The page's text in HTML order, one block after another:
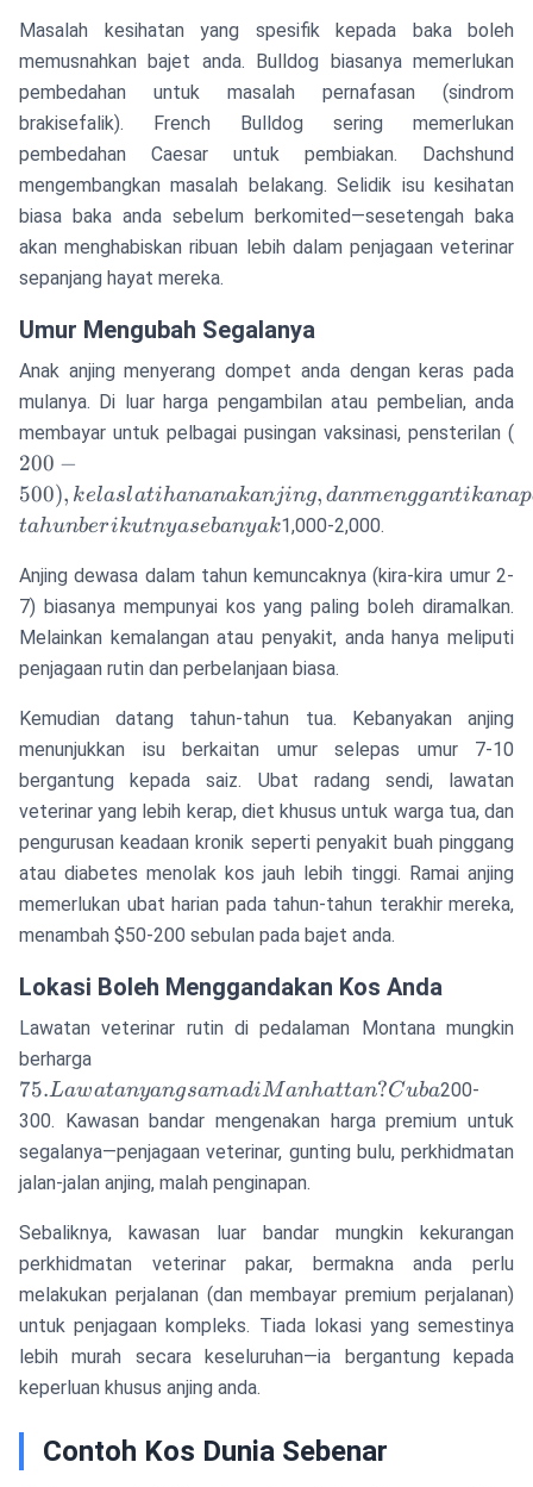
Masalah kesihatan yang spesifik kepada baka boleh
memusnahkan bajet anda. Bulldog biasanya memerlukan
pembedahan untuk masalah pernafasan (sindrom
brakisefalik). French Bulldog sering memerlukan
pembedahan Caesar untuk pembiakan. Dachshund
mengembangkan masalah belakang. Selidik isu kesihatan
biasa baka anda sebelum berkomited—sesetengah baka
akan menghabiskan ribuan lebih dalam penjagaan veterinar
sepanjang hayat mereka.
Umur Mengubah Segalanya
Anak anjing menyerang dompet anda dengan keras pada
mulanya. Di luar harga pengambilan atau pembelian, anda
membayar untuk pelbagai pusingan vaksinasi, pensterilan (
200 −
500), kelaslatihananakanjing, danmenggantikanap
tahunberikutnyasebanyak1,000-2,000.
Anjing dewasa dalam tahun kemuncaknya (kira-kira umur 2-
7) biasanya mempunyai kos yang paling boleh diramalkan.
Melainkan kemalangan atau penyakit, anda hanya meliputi
penjagaan rutin dan perbelanjaan biasa.
Kemudian datang tahun-tahun tua. Kebanyakan anjing
menunjukkan isu berkaitan umur selepas umur 7-10
bergantung kepada saiz. Ubat radang sendi, lawatan
veterinar yang lebih kerap, diet khusus untuk warga tua, dan
pengurusan keadaan kronik seperti penyakit buah pinggang
atau diabetes menolak kos jauh lebih tinggi. Ramai anjing
memerlukan ubat harian pada tahun-tahun terakhir mereka,
menambah $50-200 sebulan pada bajet anda.
Lokasi Boleh Menggandakan Kos Anda
Lawatan veterinar rutin di pedalaman Montana mungkin
berharga
Lawatan
yang sama
Manhattan?
Cuba
75.LawatanyangsamadiManhattan?Cuba200-
300. Kawasan bandar mengenakan harga premium untuk
segalanya—penjagaan veterinar, gunting bulu, perkhidmatan
jalan-jalan anjing, malah penginapan.
Sebaliknya, kawasan luar bandar mungkin kekurangan
perkhidmatan veterinar pakar, bermakna anda perlu
melakukan perjalanan (dan membayar premium perjalanan)
untuk penjagaan kompleks. Tiada lokasi yang semestinya
lebih murah secara keseluruhan—ia bergantung kepada
keperluan khusus anjing anda.
Contoh Kos Dunia Sebenar